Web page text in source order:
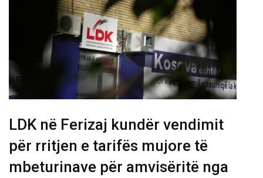
LDK në Ferizaj kundër vendimit
për rritjen e tarifës mujore të
mbeturinave për amvisëritë nga